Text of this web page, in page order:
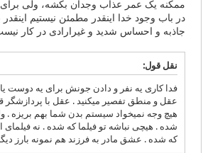
ممکنه یک عمر عذاب وجدان بکشه، ولی
در باب وجود خدا اینقدر مطمئن نیستیم اینقدر
جاذبه و احساس شدید و غیرارادی در کار
نقل قول:
فدا کاری یه نفر و دادن جونش برای یه دوست
عقل و منطق تفصیر میکنید . عقل با پردازشگر
هیچ وجه نمیخواد سیستم بدن شما بهم بریزه .
شده . هیچی نباشه تو فیلما که شده . نه
که شده . عشق مادر به فرزند هم نمونه بارز